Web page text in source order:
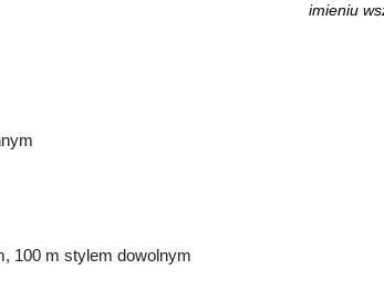
100 m stylem dowolnym
imieniu